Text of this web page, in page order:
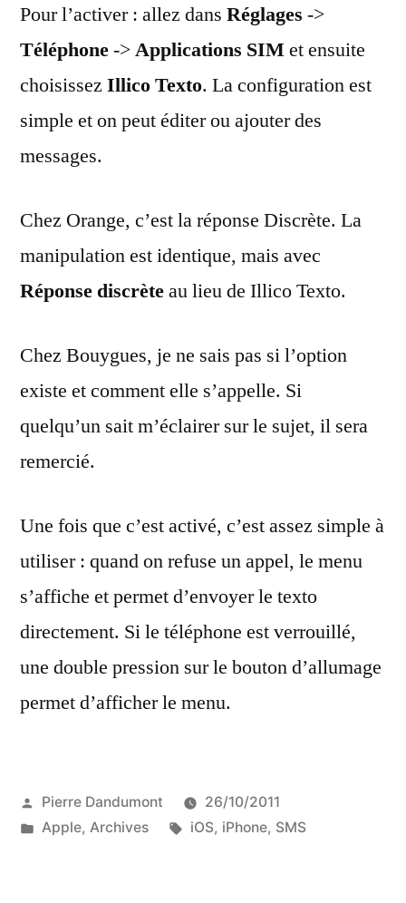
Pour l’activer : allez dans Réglages ->
Téléphone->Applications SIMet ensuite
choisissez Illico Texto. La configuration est
simple et on peut éditer ou ajouter des
messages.
Chez Orange, c’est la réponse Discrète. La
manipulation est identique, mais avec
Réponse discrèteau lieu de Illico Texto.
Chez Bouygues, je ne sais pas si l’option
existe et comment elle s’appelle. Si
quelqu’un sait m’éclairer sur le sujet, il sera
remercié.
Une fois que c’est activé, c’est assez simple à
utiliser : quand on refuse un appel, le menu
s’affiche et permet d’envoyer le texto
directement. Si le téléphone est verrouillé,
une double pression sur le bouton d’allumage
permet d’afficher le menu.
Publié
par
Pierre Dandumont
26/10/2011
Publié
Apple, Archives Étiquettes :
iOS, iPhone, SMS